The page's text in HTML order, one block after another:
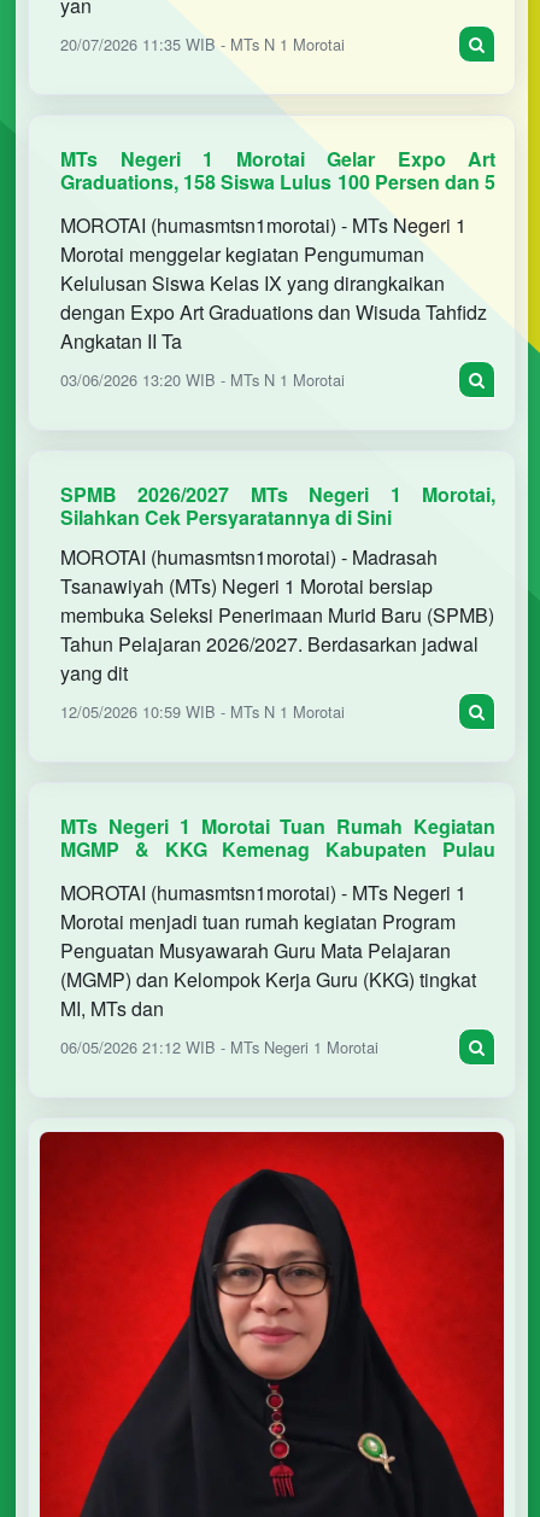
yan
20/07/2026 11:35 WIB - MTs N 1 Morotai
MTs Negeri 1 Morotai Gelar Expo Art
Graduations, 158 Siswa Lulus 100 Persen dan 5
MOROTAI (humasmtsn1morotai) - MTs Negeri 1
Morotai menggelar kegiatan Pengumuman
Kelulusan Siswa Kelas IX yang dirangkaikan
dengan Expo Art Graduations dan Wisuda Tahfidz
Angkatan II Ta
03/06/2026 13:20 WIB - MTs N 1 Morotai
SPMB 2026/2027 MTs Negeri 1 Morotai,
Silahkan Cek Persyaratannya di Sini
MOROTAI (humasmtsn1morotai) - Madrasah
Tsanawiyah (MTs) Negeri 1 Morotai bersiap
membuka Seleksi Penerimaan Murid Baru (SPMB)
Tahun Pelajaran 2026/2027. Berdasarkan jadwal
yang dit
12/05/2026 10:59 WIB - MTs N 1 Morotai
MTs Negeri 1 Morotai Tuan Rumah Kegiatan
MGMP & KKG Kemenag Kabupaten Pulau
MOROTAI (humasmtsn1morotai) - MTs Negeri 1
Morotai menjadi tuan rumah kegiatan Program
Penguatan Musyawarah Guru Mata Pelajaran
(MGMP) dan Kelompok Kerja Guru (KKG) tingkat
MI, MTs dan
06/05/2026 21:12 WIB - MTs Negeri 1 Morotai